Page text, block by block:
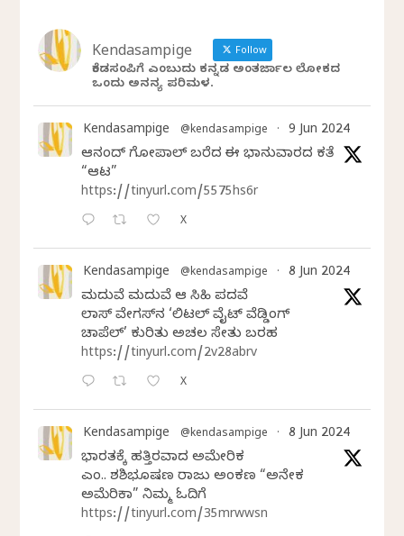
Kendasampige Follow
ಕೆಂಡಸಂಪಿಗೆ ಎಂಬುದು ಕನ್ನಡ ಅಂತರ್ಜಾಲ ಲೋಕದ
ಒಂದು ಅನನ್ಯ ಪರಿಮಳ.
Kendasampige @kendasampige · 9 Jun 2024
ಆನಂದ್‌ ಗೋಪಾಲ್‌ ಬರೆದ ಈ ಭಾನುವಾರದ ಕತೆ
“ಆಟ”
https://tinyurl.com/5575hs6r
X
Kendasampige @kendasampige · 8 Jun 2024
ಮದುವೆ ಮದುವೆ ಆ ಸಿಹಿ ಪದವೆ
ಲಾಸ್‌ ವೇಗಸ್‌ನ ‘ಲಿಟಲ್ ವೈಟ್ ವೆಡ್ಡಿಂಗ್
ಚಾಪೆಲ್’ ಕುರಿತು ಅಚಲ ಸೇತು ಬರಹ
https://tinyurl.com/2v28abrv
X
Kendasampige @kendasampige · 8 Jun 2024
ಭಾರತಕ್ಕೆ ಹತ್ತಿರವಾದ ಅಮೇರಿಕ
ಎಂ.ವಿ. ಶಶಿಭೂಷಣ ರಾಜು ಅಂಕಣ “ಅನೇಕ
ಅಮೆರಿಕಾ” ನಿಮ್ಮ ಓದಿಗೆ
https://tinyurl.com/35mrwwsn